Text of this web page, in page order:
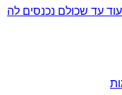
עד שכולם נכנסים לה